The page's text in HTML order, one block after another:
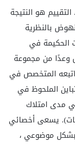
هو النتيجة
بالنظرية
الحكيمة في
وعدًا من مجموعة
المتخصص في
الملحوظ في
مدى امتلاك
يسعى أخصائي
بشكل موضوعي ،